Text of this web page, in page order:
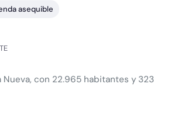
asequible
con 22.965 habitantes y 323